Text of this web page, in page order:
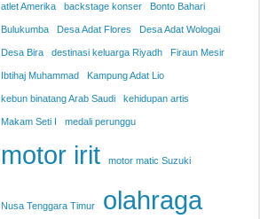
atlet Amerika backstage konser Bonto Bahari
Bulukumba Desa Adat Flores Desa Adat Wologai
Desa Bira destinasi keluarga Riyadh Firaun Mesir
Ibtihaj Muhammad Kampung Adat Lio
kebun binatang Arab Saudi kehidupan artis
Makam Seti I medali perunggu
motor irit motor matic Suzuki
Nusa Tenggara Timur olahraga